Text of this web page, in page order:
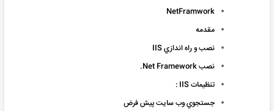
NetFramwork
مقدمه
نصب و راه اندازي IIS
نصب Net Framework.
تنظيمات IIS :
جستجوي وب سايت پيش فرض